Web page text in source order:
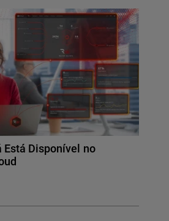
Está Disponível no